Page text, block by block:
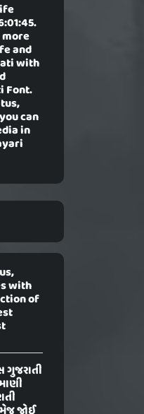
and
with
Font.
can
in
with
of
ગુજરાતી